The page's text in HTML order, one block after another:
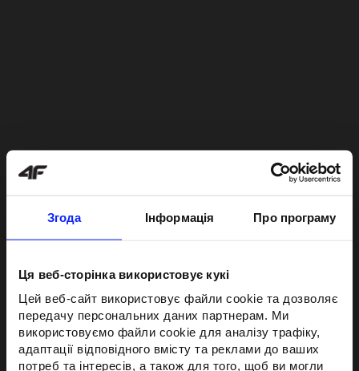
Згода Інформація Про програму
Ця веб-сторінка використовує кукі
Цей веб-сайт використовує файли cookie та дозволяє
передачу персональних даних партнерам. Ми
використовуємо файли cookie для аналізу трафіку,
адаптації відповідного вмісту та реклами до ваших
потреб та інтересів, а також для того, щоб ви могли